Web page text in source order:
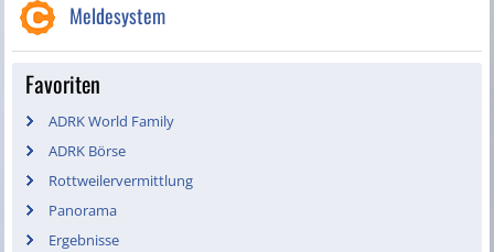
Meldesystem
Favoriten
ADRK World Family
ADRK Börse
Rottweilervermittlung
Panorama
Ergebnisse